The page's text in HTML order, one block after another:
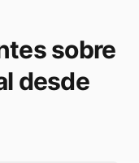
sobre
desde